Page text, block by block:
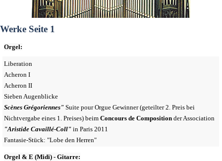
Werke Seite 1
Orgel:
Liberation
Acheron I
Acheron II
Sieben Augenblicke
Scènes Grégoriennes" Suite pour Orgue Gewinner (geteilter 2. Preis bei
Nichtvergabe eines 1. Preises) beim Concours de Composition der Association
"Aristide Cavaillé-Coll" in Paris 2011
Fantasie-Stück: "Lobe den Herren"
Orgel & E (Midi) - Gitarre: